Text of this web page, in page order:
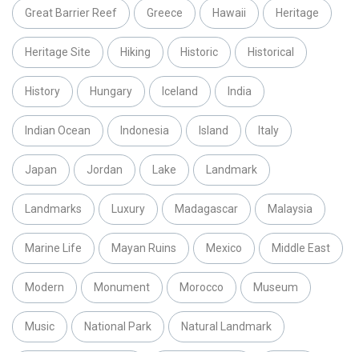
Great Barrier Reef Greece Hawaii Heritage
Heritage Site Hiking Historic Historical
History Hungary Iceland India
Indian Ocean Indonesia Island Italy
Japan Jordan Lake Landmark
Landmarks Luxury Madagascar Malaysia
Marine Life Mayan Ruins Mexico Middle East
Modern Monument Morocco Museum
Music National Park Natural Landmark